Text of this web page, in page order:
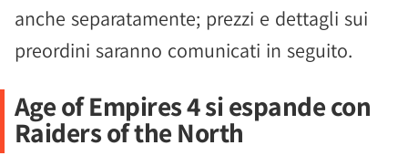
anche separatamente; prezzi e dettagli sui
preordini saranno comunicati in seguito.
Age of Empires 4 si espande con
Raiders of the North